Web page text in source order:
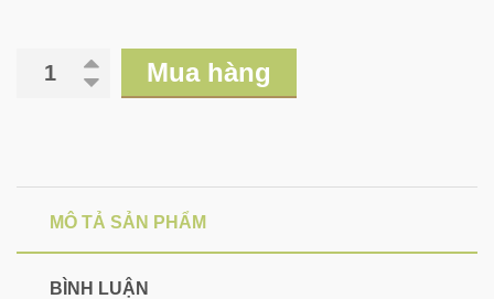
Mua hàng
MÔ TẢ SẢN PHẨM
BÌNH LUẬN